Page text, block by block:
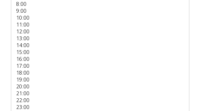
8:00
9:00
10:00
11:00
12:00
13:00
14:00
15:00
16:00
17:00
18:00
19:00
20:00
21:00
22:00
23:00